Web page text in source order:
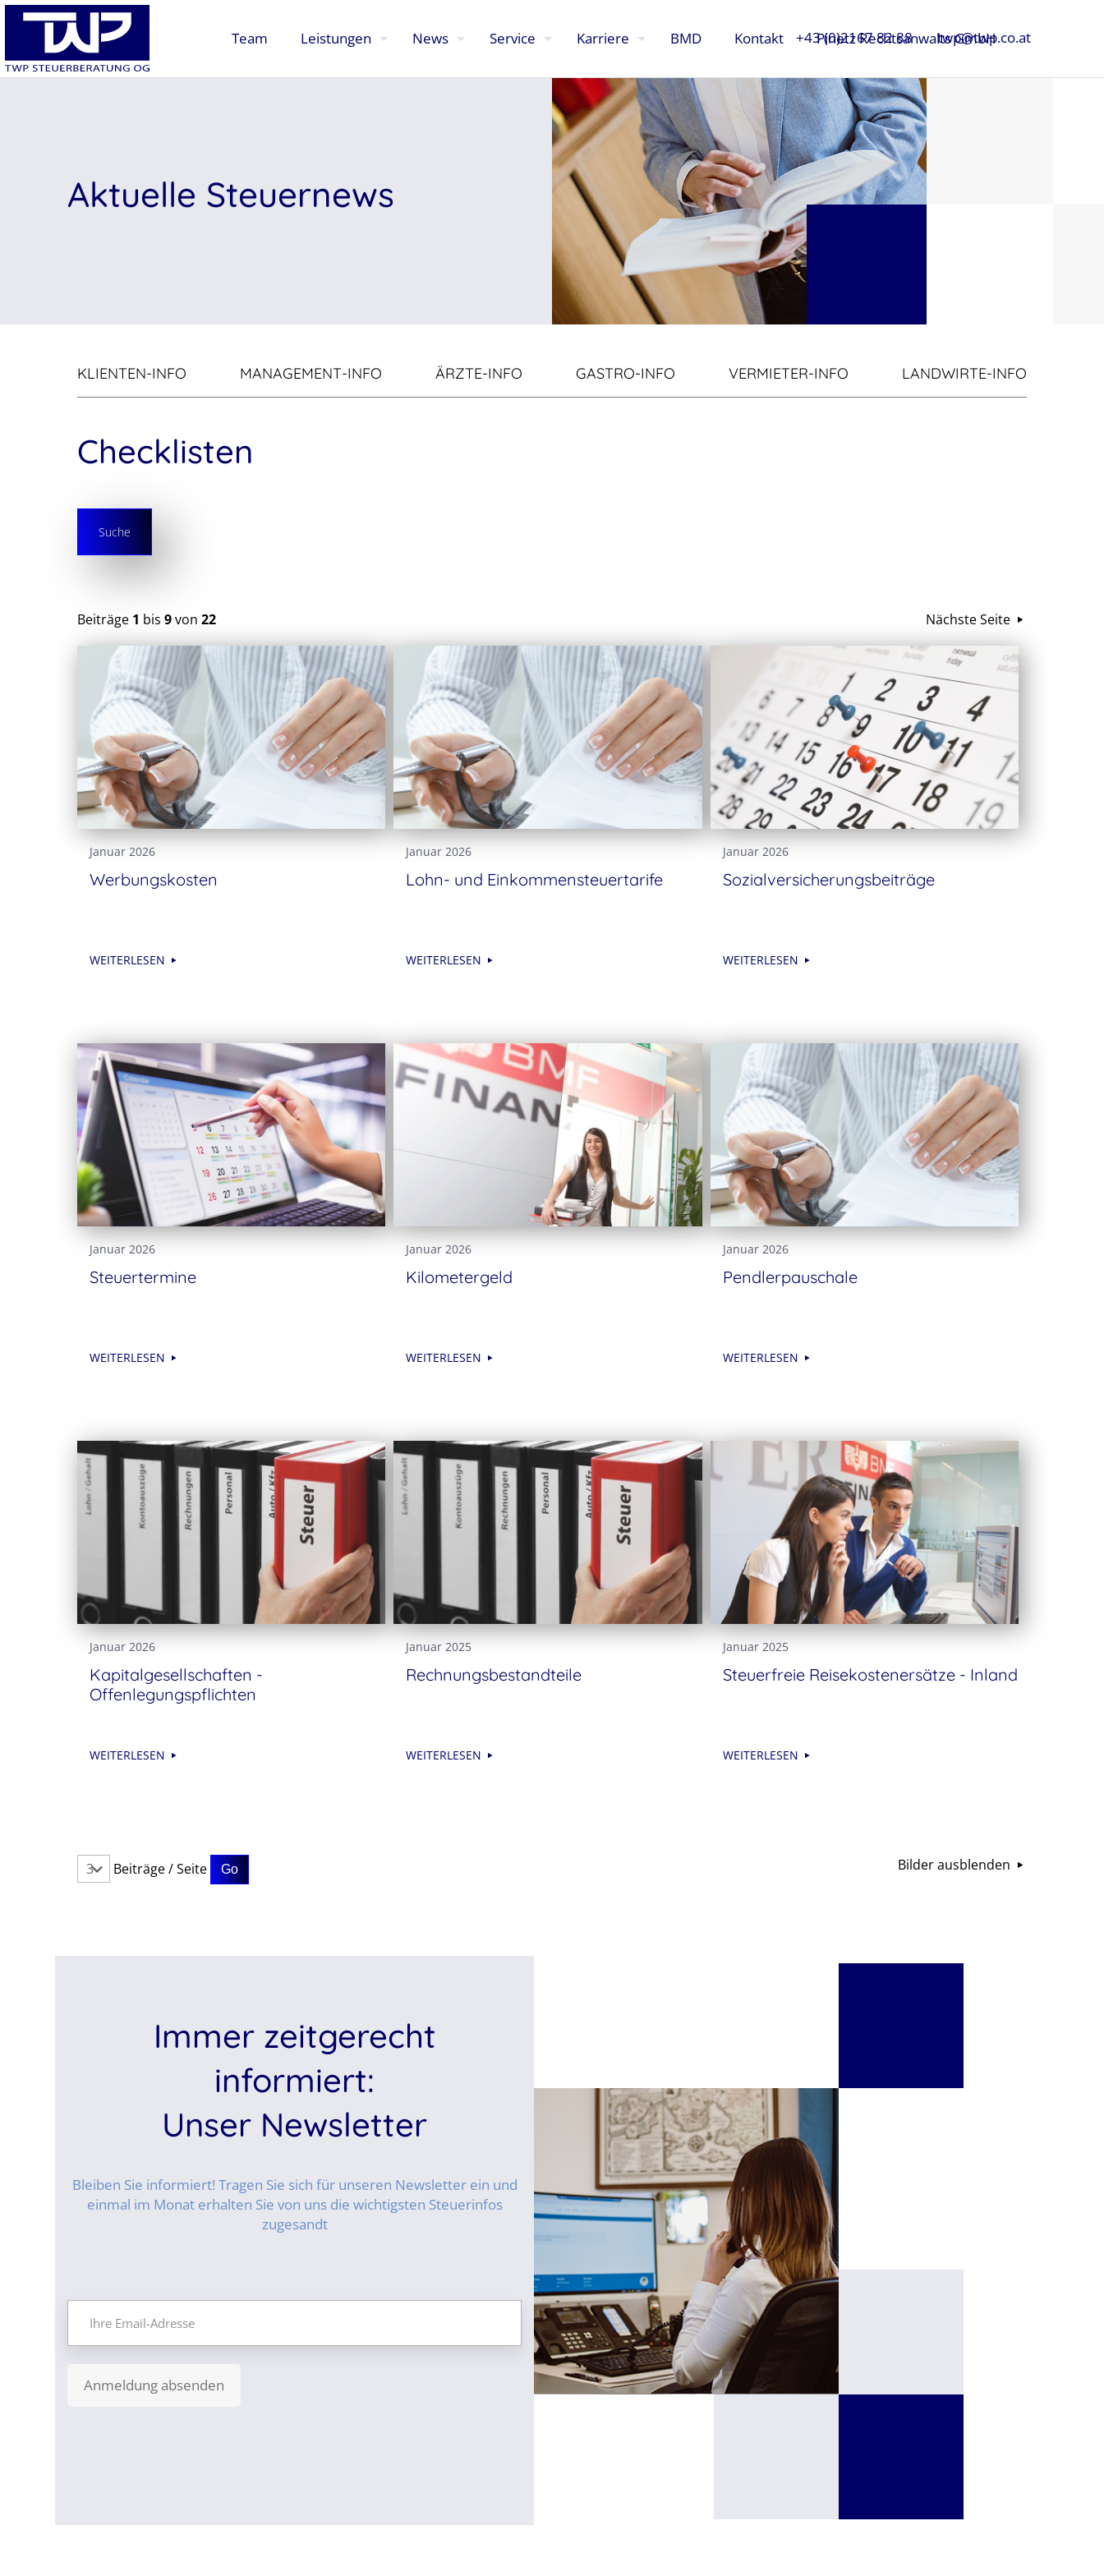
Team Leistungen News Service Karriere BMD Kontakt Pinetz Rechtsanwalts GmbH
+43 (0)2167 82 88 twp@twp.co.at
Aktuelle Steuernews
KLIENTEN-INFO MANAGEMENT-INFO ÄRZTE-INFO GASTRO-INFO VERMIETER-INFO LANDWIRTE-INFO
Checklisten
Suche
Beiträge 1 bis 9von 22 Nächste Seite
Januar 2026
Werbungskosten
WEITERLESEN
Januar 2026
Lohn- und Einkommensteuertarife
WEITERLESEN
Januar 2026
Sozialversicherungsbeiträge
WEITERLESEN
Januar 2026
Steuertermine
WEITERLESEN
Januar 2026
Kilometergeld
WEITERLESEN
Januar 2026
Pendlerpauschale
WEITERLESEN
Januar 2026
Kapitalgesellschaften -
Offenlegungspflichten
WEITERLESEN
Januar 2025
Rechnungsbestandteile
WEITERLESEN
Januar 2025
Steuerfreie Reisekostenersätze - Inland
WEITERLESEN
Beiträge / Seite Bilder ausblenden
Immer zeitgerecht
informiert:
Unser Newsletter
Bleiben Sie informiert! Tragen Sie sich für unseren Newsletter ein und
einmal im Monat erhalten Sie von uns die wichtigsten Steuerinfos
zugesandt
Anmeldung absenden